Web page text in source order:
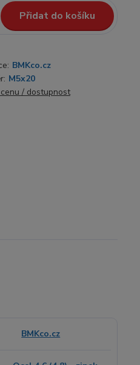
Přidat do košíku
BMKco.cz
M5x20
/ dostupnost
BMKco.cz